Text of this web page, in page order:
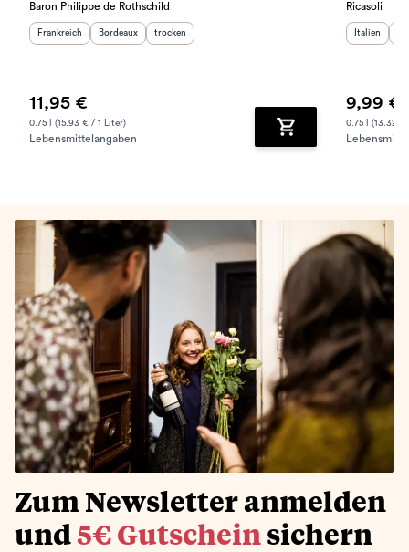
Baron Philippe de Rothschild
Herkunftsland
Frankreich Herkunftsregion:
Bordeaux Geschmack
trocken
11,95 €
0.75 l (15.93 € / 1 Liter)
Lebensmittelangaben Zum Warenkorb
Ricasoli
Italien
9,99 €
0.75 l (13.32 €
Zum Newsletter anmelden
und 5€ Gutschein sichern